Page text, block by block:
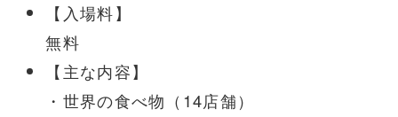
【入場料】
無料
【主な内容】
・世界の食べ物（14店舗）